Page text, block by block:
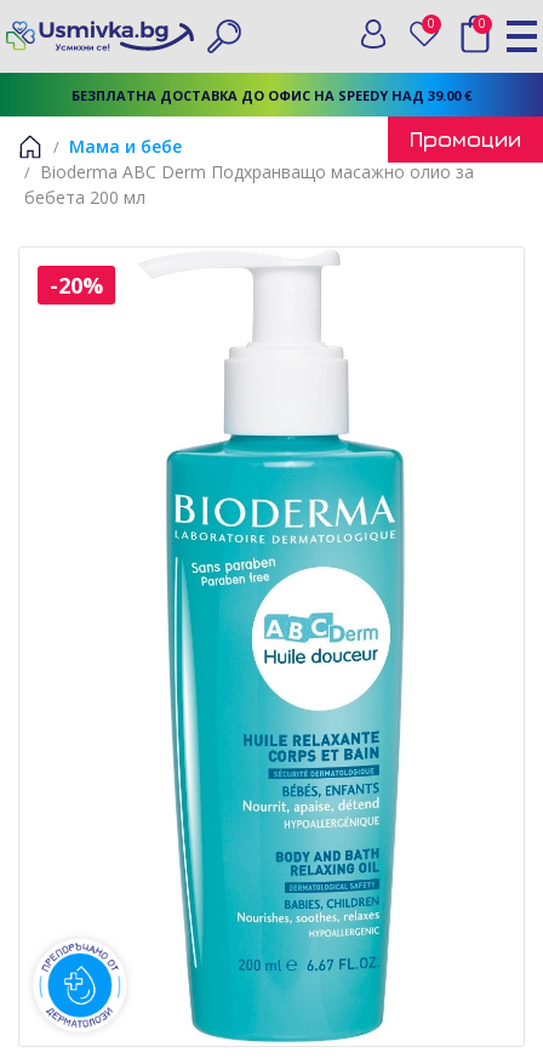
БЕЗПЛАТНА ДОСТАВКА ДО ОФИС НА SPEEDY НАД 39.00 €
Търси
Вход
0 Любими
0
Начало
Мама и бебе
Bioderma ABC Derm Подхранващо масажно олио за
бебета 200 мл
-20%
Промоции